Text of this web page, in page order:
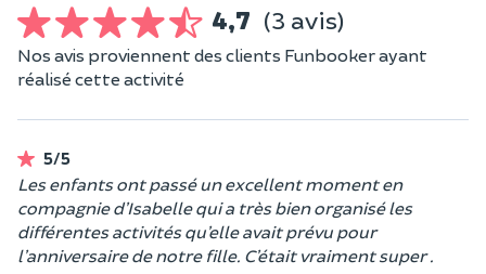
4,7 (3 avis)
Nos avis proviennent des clients Funbooker ayant
réalisé cette activité
5/5
Les enfants ont passé un excellent moment en
compagnie d’Isabelle qui a très bien organisé les
différentes activités qu’elle avait prévu pour
l’anniversaire de notre fille. C’était vraiment super .